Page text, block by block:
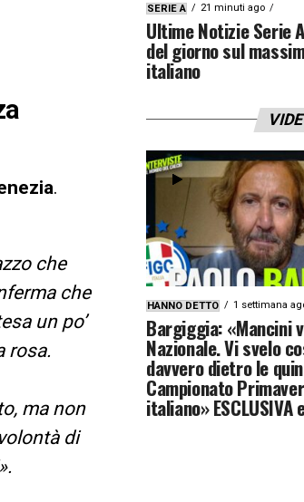
.
che
che
un po’
rosa.
ma non
di
SERIE A 21 minuti ago
Ultime Notizie Serie
del giorno sul
italiano
HANNO DETTO 1 settimana
Bargiggia: «Mancini
Nazionale. Vi svelo
davvero dietro le
Campionato
italiano» ESCLUSIVA